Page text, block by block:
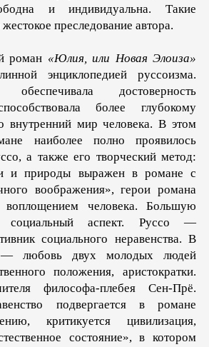
и индивидуальна. Такие
преследование автора.
роман «Юлия, или Новая Элоиза»
энциклопедией руссоизма.
достоверность
более глубокому
внутренний мир человека. В этом
наиболее полно проявилось
а также его творческий метод:
и природы выражен в романе с
воображения», герои романа
воплощением человека. Большую
аспект. Руссо —
социального неравенства. В
— любовь двух молодых людей
положения, аристократки.
философа-плебея Сен-Прё.
подвергается в романе
критикуется цивилизация,
состояние», в котором